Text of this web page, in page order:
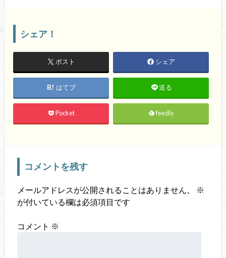
シェア！
ポスト シェア
はてブ 送る
Pocket feedly
コメントを残す
メールアドレスが公開されることはありません。
※
が付いている欄は必須項目です
コメント ※